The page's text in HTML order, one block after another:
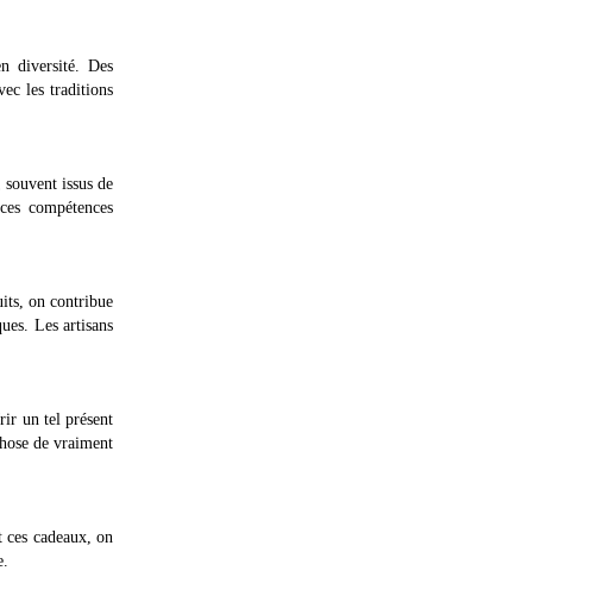
diversité. Des
les traditions
issus de
compétences
on contribue
Les artisans
un tel présent
de vraiment
cadeaux, on